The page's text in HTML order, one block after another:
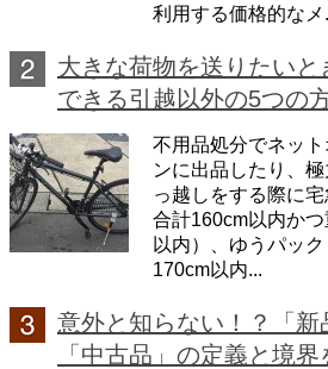
利用する価格的なメ
大きな荷物を送りたいと
できる引越以外の5つの
不用品処分でネット
ンに出品したり、極
っ越しをする際に宅
合計160cm以内か
以内）、ゆうパッ
170cm以内...
意外と知らない！？「新
「中古品」の定義と境界